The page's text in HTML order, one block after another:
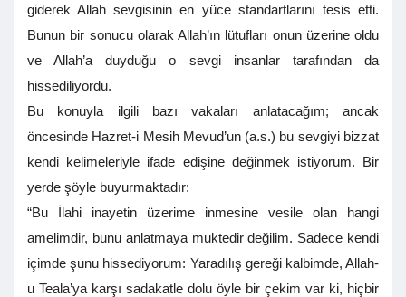
giderek Allah sevgisinin en yüce standartlarını tesis etti.
Bunun bir sonucu olarak Allah’ın lütufları onun üzerine oldu
ve Allah’a duyduğu o sevgi insanlar tarafından da
hissediliyordu.
Bu konuyla ilgili bazı vakaları anlatacağım; ancak
öncesinde Hazret-i Mesih Mevud’un (a.s.) bu sevgiyi bizzat
kendi kelimeleriyle ifade edişine değinmek istiyorum. Bir
yerde şöyle buyurmaktadır:
“Bu İlahi inayetin üzerime inmesine vesile olan hangi
amelimdir, bunu anlatmaya muktedir değilim. Sadece kendi
içimde şunu hissediyorum: Yaradılış gereği kalbimde, Allah-
u Teala’ya karşı sadakatle dolu öyle bir çekim var ki, hiçbir